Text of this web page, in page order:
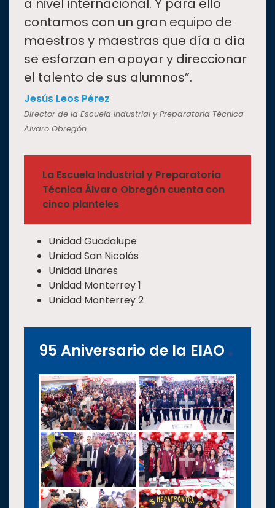
a nivel internacional. Y para ello
contamos con un gran equipo de
maestros y maestras que día a día
se esforzan en apoyar y direccionar
el talento de sus alumnos”.
Jesús Leos Pérez
Director de la Escuela Industrial y Preparatoria Técnica
Álvaro Obregón
La Escuela Industrial y Preparatoria
Técnica Álvaro Obregón cuenta con
cinco planteles
Unidad Guadalupe
Unidad San Nicolás
Unidad Linares
Unidad Monterrey 1
Unidad Monterrey 2
95 Aniversario de la EIAO